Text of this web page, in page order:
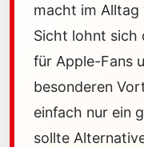
macht im Alltag
Sicht lohnt sich
für Apple-Fans
besonderen
einfach nur ein
sollte